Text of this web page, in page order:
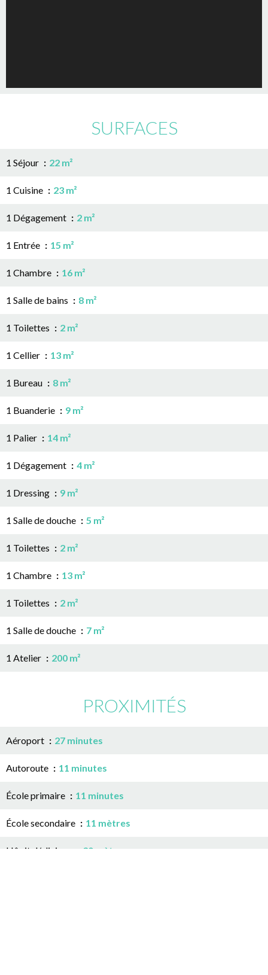
SURFACES
1 Séjour 22 m²
1 Cuisine 23 m²
1 Dégagement 2 m²
1 Entrée 15 m²
1 Chambre 16 m²
1 Salle de bains 8 m²
1 Toilettes 2 m²
1 Cellier 13 m²
1 Bureau 8 m²
1 Buanderie 9 m²
1 Palier 14 m²
1 Dégagement 4 m²
1 Dressing 9 m²
1 Salle de douche 5 m²
1 Toilettes 2 m²
1 Chambre 13 m²
1 Toilettes 2 m²
1 Salle de douche 7 m²
1 Atelier 200 m²
PROXIMITÉS
Aéroport 27 minutes
Autoroute 11 minutes
École primaire 11 minutes
École secondaire 11 mètres
Hôpital/clinique 30 mètres